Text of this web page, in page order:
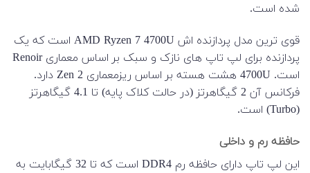
شده است.
قوی ترین مدل پردازنده اش AMD Ryzen 7 4700U است که یک
پردازنده برای لپ تاپ های نازک و سبک بر اساس معماری Renoir
است. 4700U هشت هسته بر اساس ریزمعماری Zen 2 دارد.
فرکانس آن 2 گیگاهرتز (در حالت کلاک پایه) تا 4.1 گیگاهرتز
(Turbo) است.
حافظه رم و داخلی
این لپ تاپ دارای حافظه رم DDR4 است که تا 32 گیگابایت به